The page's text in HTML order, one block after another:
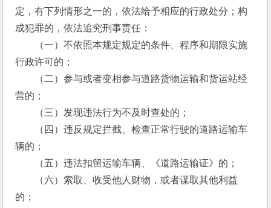
定，有下列情形之一的，依法给予相应的行政处分；构
成犯罪的，依法追究刑事责任：
（一）不依照本规定规定的条件、程序和期限实施
行政许可的；
（二）参与或者变相参与道路货物运输和货运站经
营的；
（三）发现违法行为不及时查处的；
（四）违反规定拦截、检查正常行驶的道路运输车
辆的；
（五）违法扣留运输车辆、《道路运输证》的；
（六）索取、收受他人财物，或者谋取其他利益
的；